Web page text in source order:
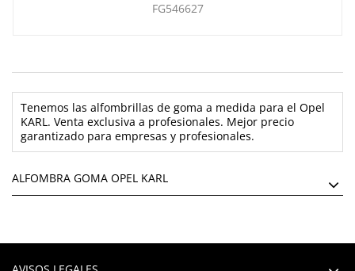
FG546627
Tenemos las alfombrillas de goma a medida para el Opel
KARL. Venta exclusiva a profesionales. Mejor precio
garantizado para empresas y profesionales.
ALFOMBRA GOMA OPEL KARL